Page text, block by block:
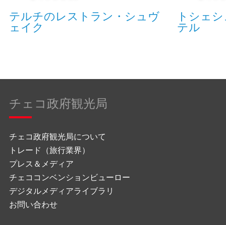
テルチのレストラン・シュヴ
ェイク
トシェ
テル
チェコ政府観光局
チェコ政府観光局について
トレード（旅行業界）
プレス＆メディア
チェココンベンションビューロー
デジタルメディアライブラリ
お問い合わせ